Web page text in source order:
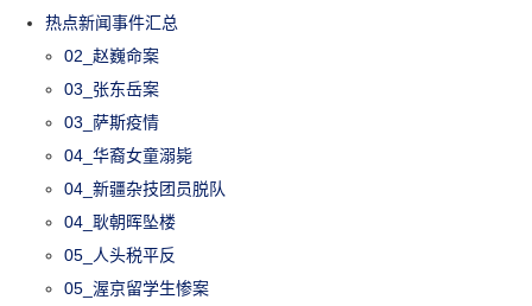
热点新闻事件汇总
02_赵巍命案
03_张东岳案
03_萨斯疫情
04_华裔女童溺毙
04_新疆杂技团员脱队
04_耿朝晖坠楼
05_人头税平反
05_渥京留学生惨案